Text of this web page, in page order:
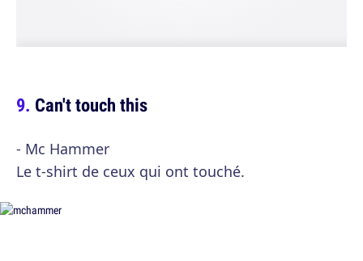
Can't touch this
- Mc Hammer
Le t-shirt de ceux qui ont touché.